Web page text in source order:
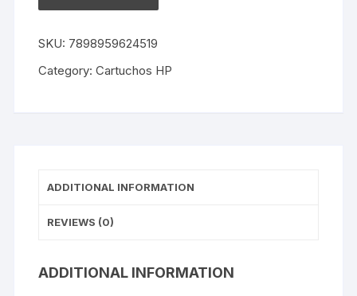
|
quantity
SKU: 7898959624519
Category:Cartuchos HP
ADDITIONAL INFORMATION
REVIEWS (0)
ADDITIONAL INFORMATION